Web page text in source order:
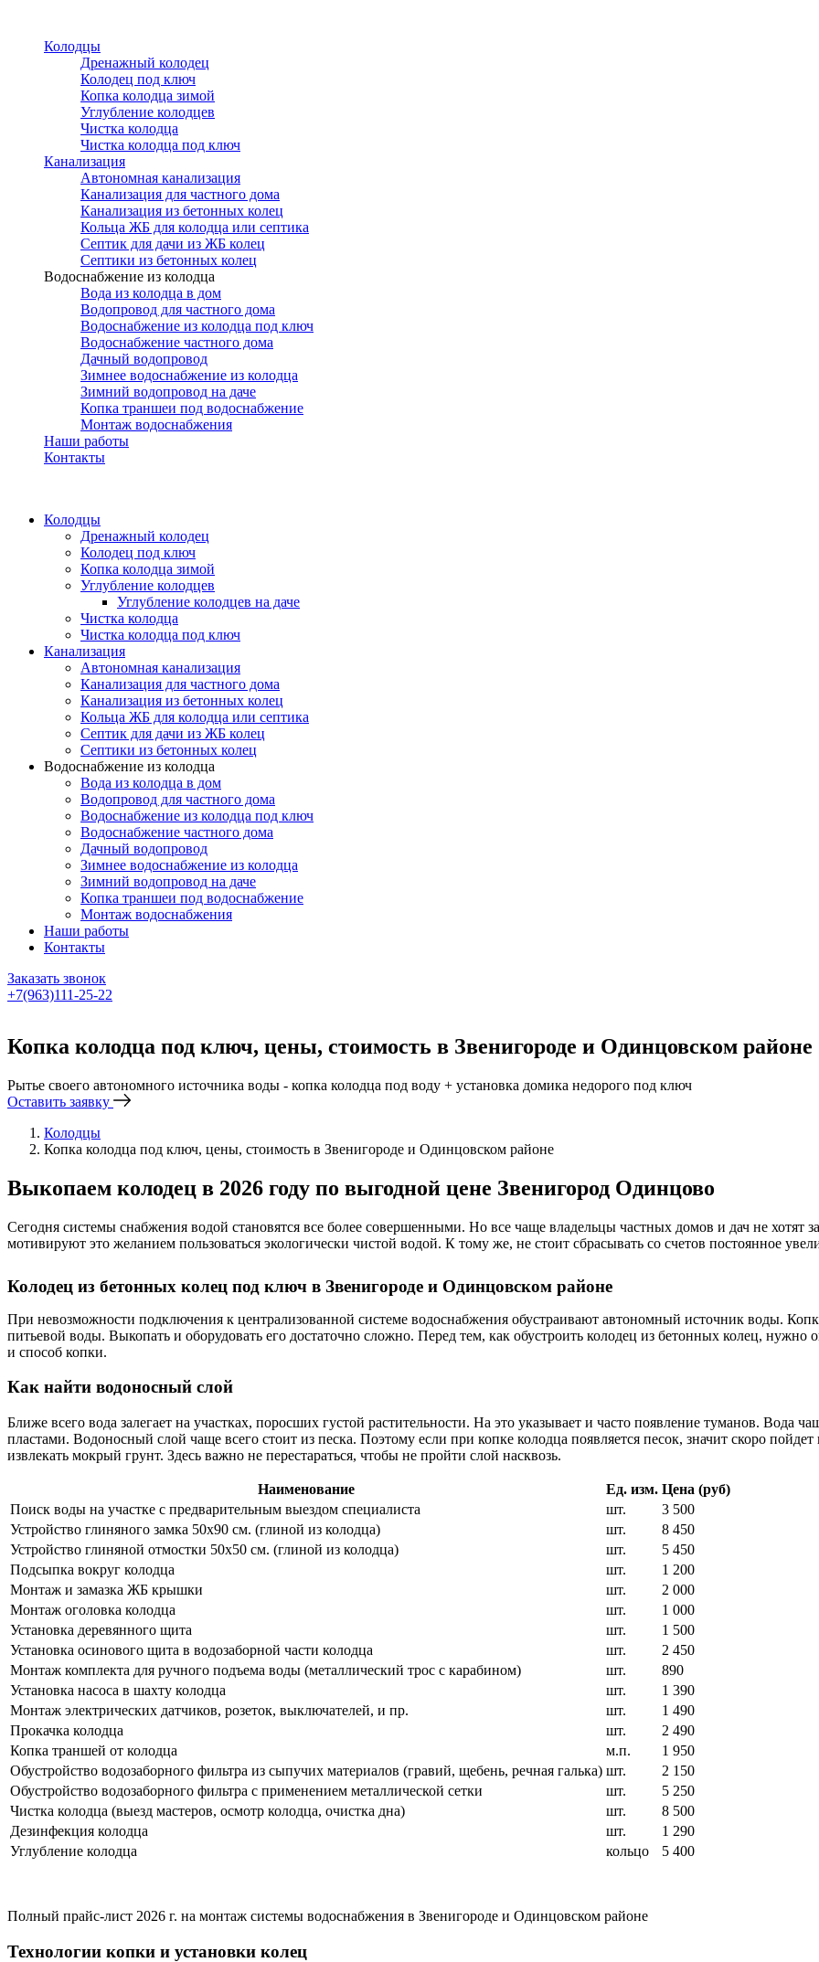
основному
содержанию
Колодцы
Дренажный колодец
Колодец под ключ
Копка колодца зимой
Углубление колодцев
Чистка колодца
Чистка колодца под ключ
Канализация
Автономная канализация
Канализация для частного дома
Канализация из бетонных колец
Кольца ЖБ для колодца или септика
Септик для дачи из ЖБ колец
Септики из бетонных колец
Водоснабжение из колодца
Вода из колодца в дом
Водопровод для частного дома
Водоснабжение из колодца под ключ
Водоснабжение частного дома
Дачный водопровод
Зимнее водоснабжение из колодца
Зимний водопровод на даче
Копка траншеи под водоснабжение
Монтаж водоснабжения
Наши работы
Контакты
Колодцы
Дренажный колодец
Колодец под ключ
Копка колодца зимой
Углубление колодцев
Углубление колодцев на даче
Чистка колодца
Чистка колодца под ключ
Канализация
Автономная канализация
Канализация для частного дома
Канализация из бетонных колец
Кольца ЖБ для колодца или септика
Септик для дачи из ЖБ колец
Септики из бетонных колец
Водоснабжение из колодца
Вода из колодца в дом
Водопровод для частного дома
Водоснабжение из колодца под ключ
Водоснабжение частного дома
Дачный водопровод
Зимнее водоснабжение из колодца
Зимний водопровод на даче
Копка траншеи под водоснабжение
Монтаж водоснабжения
Наши работы
Контакты
Заказать звонок
+7(963)111-25-22
Копка колодца под ключ, цены, стоимость в Звенигороде и Одинцовском районе
Рытье своего автономного источника воды - копка колодца под воду + установка домика недорого под ключ
Оставить заявку
Колодцы
Копка колодца под ключ, цены, стоимость в Звенигороде и Одинцовском районе
Выкопаем колодец в 2026 году по выгодной цене Звенигород Одинцово
Сегодня системы снабжения водой становятся все более совершенными. Но все чаще владельцы частных домов и дач не хотят
мотивируют это желанием пользоваться экологически чистой водой. К тому же, не стоит сбрасывать со счетов постоянное
Колодец из бетонных колец под ключ в Звенигороде и Одинцовском районе
При невозможности подключения к централизованной системе водоснабжения обустраивают автономный источник воды.
питьевой воды. Выкопать и оборудовать его достаточно сложно. Перед тем, как обустроить колодец из бетонных колец, нужно
и способ копки.
Как найти водоносный слой
Ближе всего вода залегает на участках, поросших густой растительности. На это указывает и часто появление туманов. Вода
пластами. Водоносный слой чаще всего стоит из песка. Поэтому если при копке колодца появляется песок, значит скоро
извлекать мокрый грунт. Здесь важно не перестараться, чтобы не пройти слой насквозь.
Наименование Ед. изм. Цена (руб)
Поиск воды на участке с предварительным выездом специалиста
шт.
3 500
Устройство глиняного замка 50х90 см. (глиной из колодца)
шт.
8 450
Устройство глиняной отмостки 50х50 см. (глиной из колодца)
шт.
5 450
Подсыпка вокруг колодца
шт.
1 200
Монтаж и замазка ЖБ крышки
шт.
2 000
Монтаж оголовка колодца
шт.
1 000
Установка деревянного щита
шт.
1 500
Установка осинового щита в водозаборной части колодца
шт.
2 450
Монтаж комплекта для ручного подъема воды (металлический трос с карабином)
шт.
890
Установка насоса в шахту колодца
шт.
1 390
Монтаж электрических датчиков, розеток, выключателей, и пр.
шт.
1 490
Прокачка колодца
шт.
2 490
Копка траншей от колодца
м.п.
1 950
Обустройство водозаборного фильтра из сыпучих материалов (гравий, щебень, речная галька) шт.
2 150
Обустройство водозаборного фильтра с применением металлической сетки
шт.
5 250
Чистка колодца (выезд мастеров, осмотр колодца, очистка дна)
шт.
8 500
Дезинфекция колодца
шт.
1 290
Углубление колодца
кольцо 5 400
Полный прайс-лист 2026 г. на монтаж системы водоснабжения в Звенигороде и Одинцовском районе
Технологии копки и установки колец